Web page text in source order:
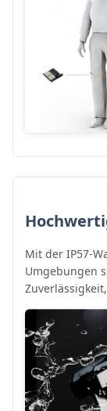
Mit der IP57-
Umgebungen